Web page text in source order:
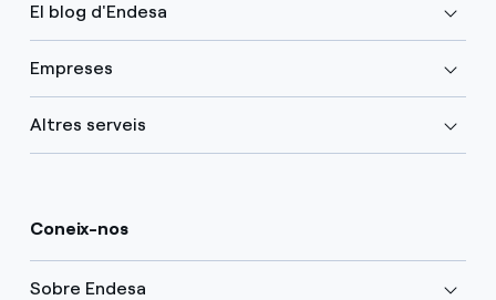
El blog d'Endesa
Empreses
Altres serveis
Coneix-nos
Sobre Endesa